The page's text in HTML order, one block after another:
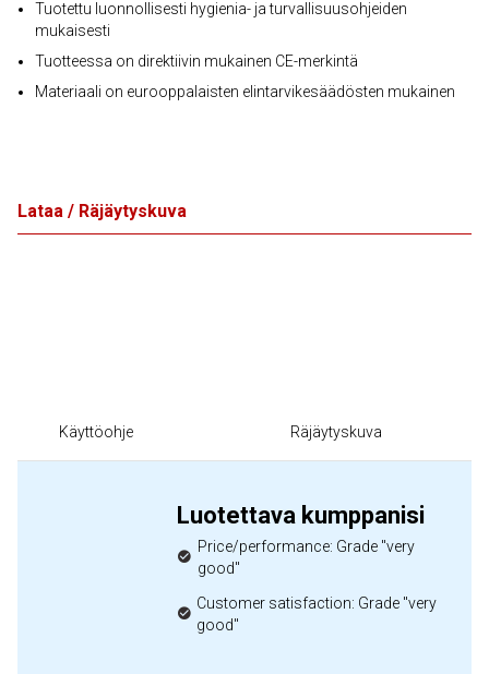
Tuotettu luonnollisesti hygienia- ja turvallisuusohjeiden
mukaisesti
Tuotteessa on direktiivin mukainen CE-merkintä
Materiaali on eurooppalaisten elintarvikesäädösten mukainen
Lataa / Räjäytyskuva
Käyttöohje Räjäytyskuva
Luotettava kumppanisi
Price/performance: Grade "very
good"
Customer satisfaction: Grade "very
good"